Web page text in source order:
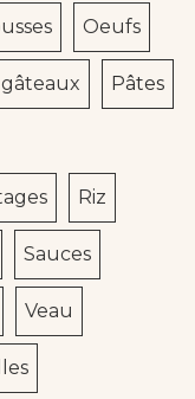
Oeufs
Pâtes
Riz
Sauces
Veau